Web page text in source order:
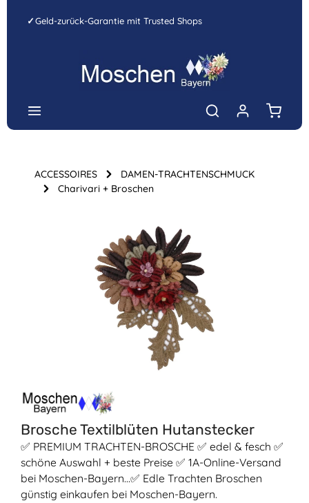
Zum Hauptinhalt springen
✓Geld-zurück-Garantie mit Trusted Shops
ACCESSOIRES
DAMEN-TRACHTENSCHMUCK
Charivari + Broschen
Bildergalerie überspringen
Brosche Textilblüten Hutanstecker
✅ PREMIUM TRACHTEN-BROSCHE ✅ edel & fesch ✅
schöne Auswahl + beste Preise ✅ 1A-Online-Versand
bei Moschen-Bayern...✅ Edle Trachten Broschen
günstig einkaufen bei Moschen-Bayern.